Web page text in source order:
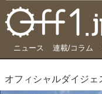
ニュース 連載/コラム